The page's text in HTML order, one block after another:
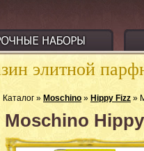
элитной
Каталог » Moschino » Hippy Fizz »
Moschino